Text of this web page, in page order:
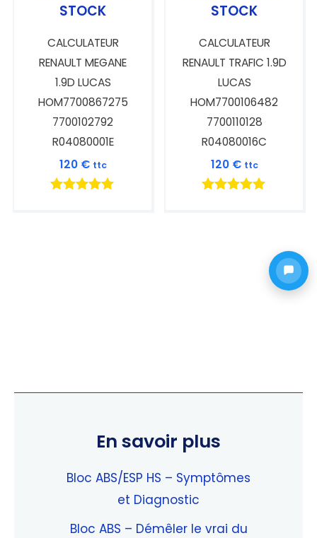
STOCK
CALCULATEUR
RENAULT MEGANE
1.9D LUCAS
HOM7700867275
7700102792
R04080001E
120 € ttc
STOCK
CALCULATEUR
RENAULT TRAFIC 1.9D
LUCAS
HOM7700106482
7700110128
R04080016C
120 € ttc
En savoir plus
Bloc ABS/ESP HS – Symptômes
et Diagnostic
Bloc ABS – Démêler le vrai du